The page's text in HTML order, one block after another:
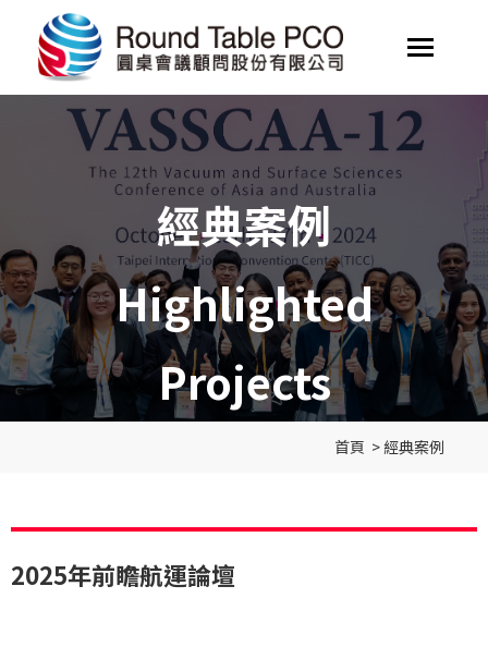
經典案例
Highlighted
Projects
首頁 >經典案例
2025年前瞻航運論壇